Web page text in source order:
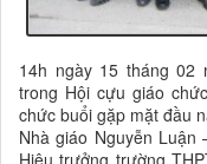
14h ngày 15 tháng
trong Hội cựu giáo
chức buổi gặp mặt đầu
Nhà giáo Nguyễn
Hiệu trưởng trường